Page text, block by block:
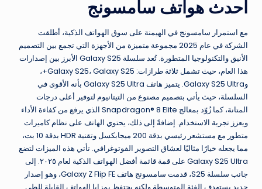
احدث هواتف سامسونج
مع استمرار سامسونج في الهيمنة على سوق الهواتف الذكية، أطلقت
الشركة في عام 2025 مجموعة متميزة من الأجهزة التي تجمع بين التصميم
الأنيق والتكنولوجيا المتطورة. تُعد سلسلة Galaxy S25 الأبرز بين إصدارات
هذا العام، حيث تشمل ثلاثة طرازات: Galaxy S25، Galaxy S25+،
وGalaxy S25 Ultra. يتميز هاتف Galaxy S25 Ultra بأنه الأقوى في
السلسلة، حيث يأتي بتصميم مصنوع من التيتانيوم لتوفير أعلى درجات
المتانة، كما زُوّد بمعالج Snapdragon® 8 Elite الذي يرفع من كفاءة الأداء
ويعزز تجربة الاستخدام. إضافةً إلى ذلك، يحتوي الهاتف على نظام كاميرات
متطور مع مستشعر رئيسي بدقة 200 ميجابكسل وتقنية HDR بدقة 10 بت،
مما يجعله خيارًا مثاليًا لعشاق التصوير الفوتوغرافي. تأتي هذه الميزات لتضع
Galaxy S25 Ultra على قمة قائمة أفضل الهواتف الذكية لعام ٢٠٢٥. إلى
جانب سلسلة S25، قدمت سامسونج هاتف Galaxy Z Flip FE، وهو إصدار
جديد يستهدف الفئة المتوسطة ولكنه يحتفظ بمزايا الهواتف القابلة للطي.